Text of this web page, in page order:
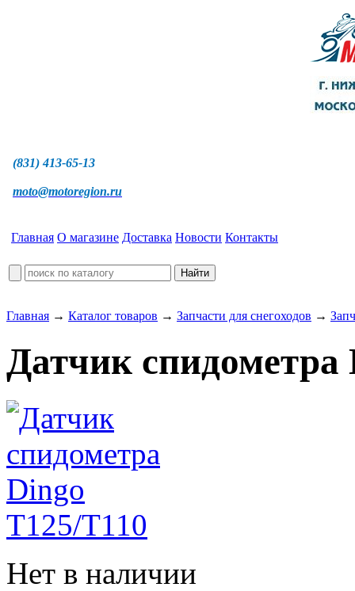
(831) 413-65-13
moto@motoregion.ru
Главная О магазине Доставка Новости Контакты
Главная → Каталог товаров → Запчасти для снегоходов →
Датчик спидометра
Нет в наличии